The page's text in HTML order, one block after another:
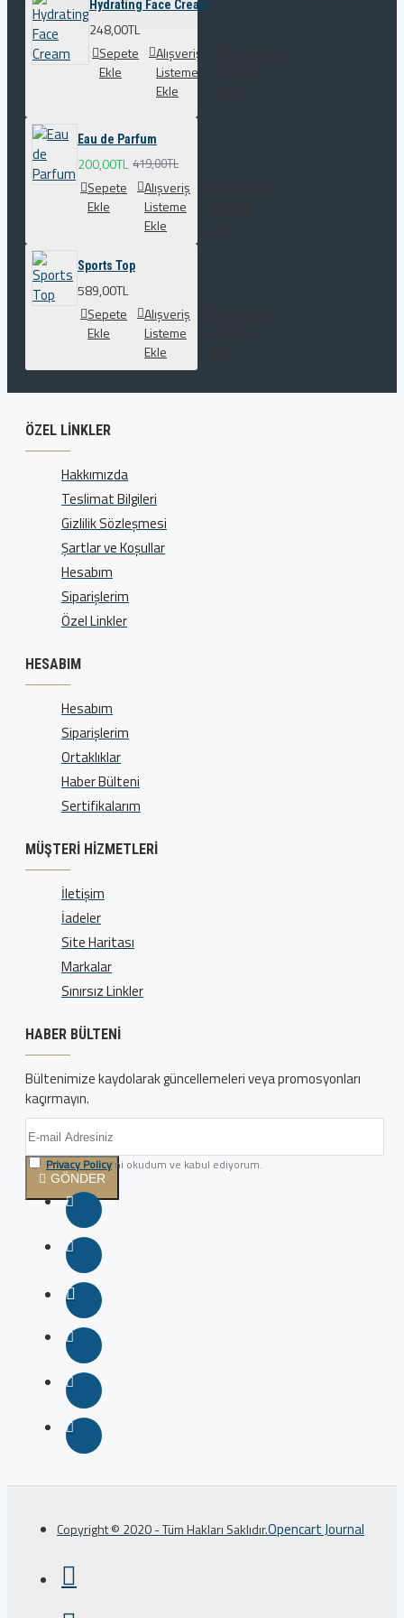
Hydrating Face Cream
248,00TL
Sepete
Ekle
Alışveriş
Listeme
Ekle
Eau de Parfum
200,00TL 419,00TL
Sepete
Ekle
Alışveriş
Listeme
Ekle
Sports Top
589,00TL
Sepete
Ekle
Alışveriş
Listeme
Ekle
ÖZEL LINKLER
Hakkımızda
Teslimat Bilgileri
Gizlilik Sözleşmesi
Şartlar ve Koşullar
Hesabım
Siparişlerim
Özel Linkler
HESABIM
Hesabım
Siparişlerim
Ortaklıklar
Haber Bülteni
Sertifikalarım
MÜŞTERI HIZMETLERI
İletişim
İadeler
Site Haritası
Markalar
Sınırsız Linkler
HABER BÜLTENI
Bültenimize kaydolarak güncellemeleri veya promosyonları
kaçırmayın.
GÖNDER
Privacy Policy'ni okudum ve kabul ediyorum.
Copyright © 2020 - Tüm Hakları Saklıdır.Opencart Journal